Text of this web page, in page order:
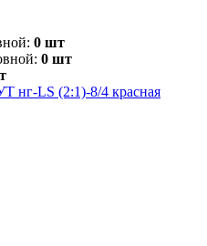
0 шт
0 шт
нг-LS (2:1)-8/4 красная